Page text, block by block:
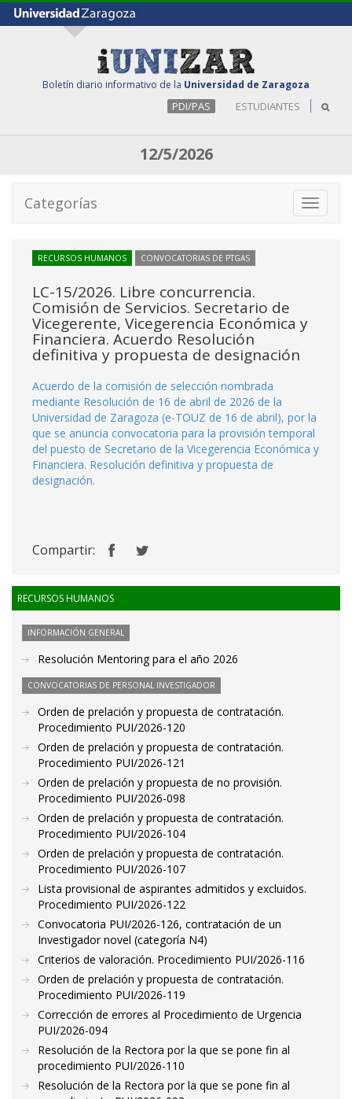
Boletín diario informativo de la Universidad de Zaragoza
PDI/PAS ESTUDIANTES
12/5/2026
Toggle
Categorías
RECURSOS HUMANOS CONVOCATORIAS DE PTGAS
LC-15/2026. Libre concurrencia.
Comisión de Servicios. Secretario de
Vicegerente, Vicegerencia Económica y
Financiera. Acuerdo Resolución
definitiva y propuesta de designación
Acuerdo de la comisión de selección nombrada
mediante Resolución de 16 de abril de 2026 de la
Universidad de Zaragoza (e-TOUZ de 16 de abril), por la
que se anuncia convocatoria para la provisión temporal
del puesto de Secretario de la Vicegerencia Económica y
Financiera. Resolución definitiva y propuesta de
designación.
Compartir:
RECURSOS HUMANOS
INFORMACIÓN GENERAL
Resolución Mentoring para el año 2026
CONVOCATORIAS DE PERSONAL INVESTIGADOR
Orden de prelación y propuesta de contratación.
Procedimiento PUI/2026-120
Orden de prelación y propuesta de contratación.
Procedimiento PUI/2026-121
Orden de prelación y propuesta de no provisión.
Procedimiento PUI/2026-098
Orden de prelación y propuesta de contratación.
Procedimiento PUI/2026-104
Orden de prelación y propuesta de contratación.
Procedimiento PUI/2026-107
Lista provisional de aspirantes admitidos y excluidos.
Procedimiento PUI/2026-122
Convocatoria PUI/2026-126, contratación de un
Investigador novel (categoría N4)
Criterios de valoración. Procedimiento PUI/2026-116
Orden de prelación y propuesta de contratación.
Procedimiento PUI/2026-119
Corrección de errores al Procedimiento de Urgencia
PUI/2026-094
Resolución de la Rectora por la que se pone fin al
procedimiento PUI/2026-110
Resolución de la Rectora por la que se pone fin al